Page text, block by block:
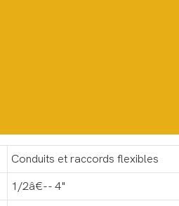
Conduits et raccords flexibles
1/2â€-- 4"